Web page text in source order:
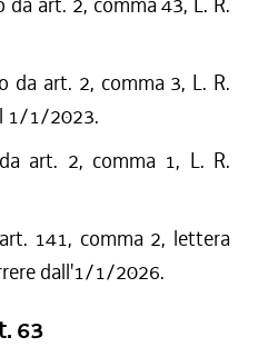
da art. 2, comma 3, L. R.
1/1/2023.
art. 2, comma 1, L. R.
141, comma 2, lettera
dall'1/1/2026.
63